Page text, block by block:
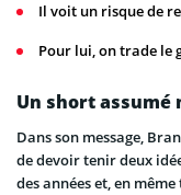
Il voit un risque de
Pour lui, on trade le
Un short assumé
Dans son message,
de devoir tenir deux
des années et, en